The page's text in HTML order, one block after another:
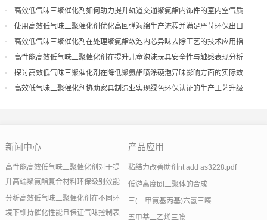
现
高效低气味三聚催化剂如何助力提升轨道交通聚氨酯内饰件的室内空气质
量
使用高效低气味三聚催化剂优化高回弹海绵生产流程并满足严苛环保出口
高效低气味三聚催化剂在处理聚氨酯软泡内芯异味去除工艺的技术应用指
导
高性能高效低气味三聚催化剂在提升儿童泡沫玩具安全性与触感表现分析
探讨高效低气味三聚催化剂在降低聚氨酯喷涂硬泡异味影响方面的实际效
果
高效低气味三聚催化剂协助家具制造业实现绿色环保认证的生产工艺升级
新闻中心
高性能高效低气味三聚催化剂对于提
升高端聚氨酯复合材料环保级别效能
分析高效低气味三聚催化剂在不同环
境下维持催化性能且保证气味控制表
产品应用
粘结力改善助剂nt add as3228.pdf
低游离度tdi三聚体的合成
三(二甲氨基丙基)六氢三嗪
五甲基二乙烯三胺